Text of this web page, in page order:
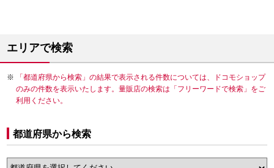
エリアで検索
「都道府県から検索」の結果で表示される件数については、ドコモショップ
のみの件数を表示いたします。量販店の検索は「フリーワードで検索」をご
利用ください。
都道府県から検索